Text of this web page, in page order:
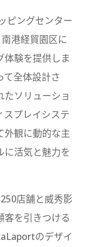
ピングセンター
港経貿園区に
体験を提供しま
て全体設計さ
たソリューショ
スプレイシステ
外観に動的な主
に活気と魅力を
店舗と威秀影
客を引きつける
のデザイ